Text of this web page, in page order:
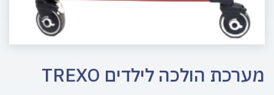
מערכת הולכה לילדים TREXO